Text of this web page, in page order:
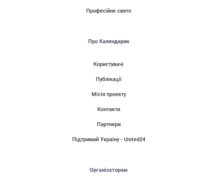
Професійне свято
Про Календарик
Користувачі
Публікації
Місія проекту
Контакти
Партнери
Підтримай Україну - United24
Організаторам